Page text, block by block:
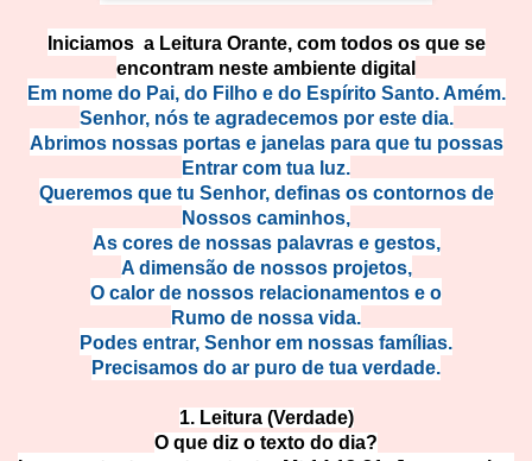
Iniciamos a Leitura Orante, com todos os que se
encontram neste ambiente digital
Em nome do Pai, do Filho e do Espírito Santo. Amém.
Senhor, nós te agradecemos por este dia.
Abrimos nossas portas e janelas para que tu possas
Entrar com tua luz.
Queremos que tu Senhor, definas os contornos de
Nossos caminhos,
As cores de nossas palavras e gestos,
A dimensão de nossos projetos,
O calor de nossos relacionamentos e o
Rumo de nossa vida.
Podes entrar, Senhor em nossas famílias.
Precisamos do ar puro de tua verdade.
1. Leitura (Verdade)
O que diz o texto do dia?